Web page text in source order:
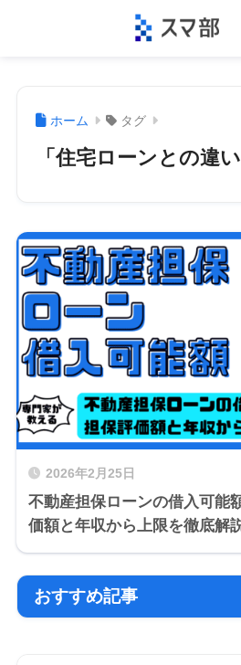
ホーム タグ
「住宅ローンとの違
2026年2月25日
不動産担保ローンの借入可能
価額と年収から上限を徹底解
おすすめ記事